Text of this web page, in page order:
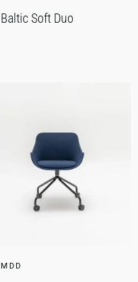
Baltic Soft Duo
MDD